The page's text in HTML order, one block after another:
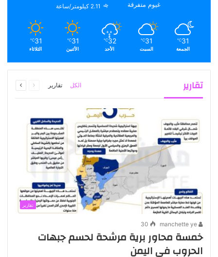
غيوم متفرقة
2.11 كيلومتر/ساعة
31
℃
الجمعة
31
℃
السبت
32
℃
الأحد
31
℃
الأثنين
31
℃
الثلاثاء
تقارير الكل تقاريرالصفحةالصفحة
تقارير
manchette ye
30
خمسة محاور برية مرشحة لحسم جبهات
الحروب في اليمن